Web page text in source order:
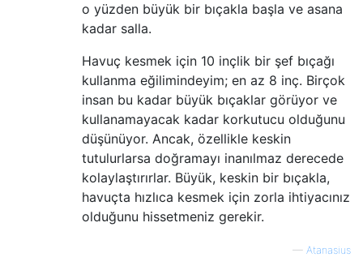
o yüzden büyük bir bıçakla başla ve asana
kadar salla.
Havuç kesmek için 10 inçlik bir şef bıçağı
kullanma eğilimindeyim; en az 8 inç. Birçok
insan bu kadar büyük bıçaklar görüyor ve
kullanamayacak kadar korkutucu olduğunu
düşünüyor. Ancak, özellikle keskin
tutulurlarsa doğramayı inanılmaz derecede
kolaylaştırırlar. Büyük, keskin bir bıçakla,
havuçta hızlıca kesmek için zorla ihtiyacınız
olduğunu hissetmeniz gerekir.
— Atanasius